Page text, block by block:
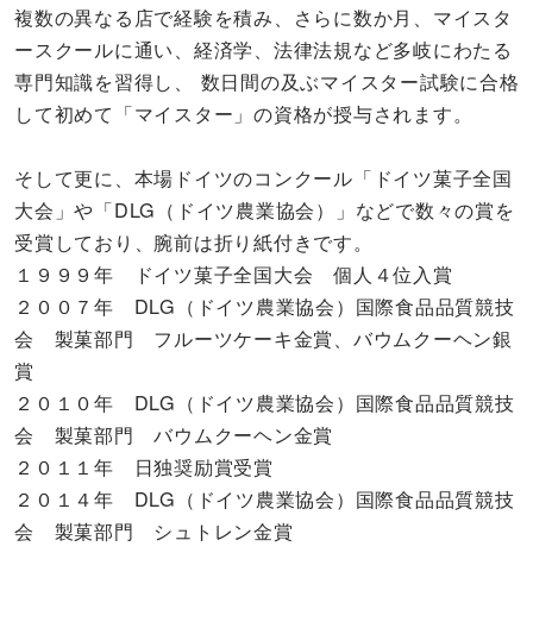
複数の異なる店で経験を積み、さらに数か月、マイスタ
ースクールに通い、経済学、法律法規など多岐にわたる
専門知識を習得し、 数日間の及ぶマイスター試験に合格
して初めて「マイスター」の資格が授与されます。
そして更に、本場ドイツのコンクール「ドイツ菓子全国
大会」や「DLG（ドイツ農業協会）」などで数々の賞を
受賞しており、腕前は折り紙付きです。
１９９９年 ドイツ菓子全国大会 個人４位入賞
２００７年 DLG（ドイツ農業協会）国際食品品質競技
会 製菓部門 フルーツケーキ金賞、バウムクーヘン銀
賞
２０１０年 DLG（ドイツ農業協会）国際食品品質競技
会 製菓部門 バウムクーヘン金賞
２０１１年 日独奨励賞受賞
２０１４年 DLG（ドイツ農業協会）国際食品品質競技
会 製菓部門 シュトレン金賞